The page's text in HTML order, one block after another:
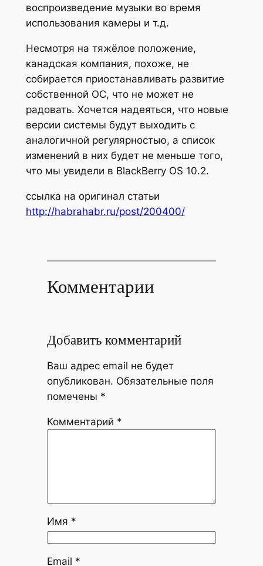
воспроизведение музыки во время
использования камеры и т.д.
Несмотря на тяжёлое положение,
канадская компания, похоже, не
собирается приостанавливать развитие
собственной ОС, что не может не
радовать. Хочется надеяться, что новые
версии системы будут выходить с
аналогичной регулярностью, а список
изменений в них будет не меньше того,
что мы увидели в BlackBerry OS 10.2.
ссылка на оригинал статьи
http://habrahabr.ru/post/200400/
Комментарии
Добавить комментарий
Ваш адрес email не будет
опубликован. Обязательные поля
помечены *
Комментарий *
Имя *
Email *